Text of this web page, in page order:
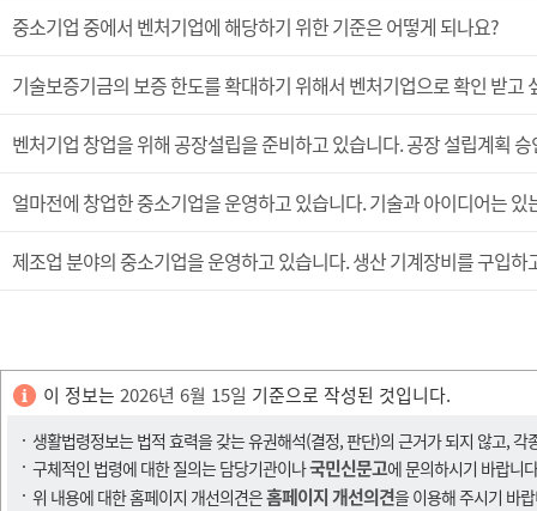
중소기업 중에서 벤처기업에 해당하기 위한 기준은 어떻게 되나요?
기술보증기금의 보증 한도를 확대하기 위해서 벤처기업으로 확인 받고
벤처기업 창업을 위해 공장설립을 준비하고 있습니다. 공장 설립계획
제조업 분야의 중소기업을 운영하고 있습니다. 생산 기계장비를 구입
이 정보는 2026년 6월 15일 기준으로 작성된 것입니다.
생활법령정보는 법적 효력을 갖는 유권해석(결정, 판단)의 근거가 되지 않고,
구체적인 법령에 대한 질의는 담당기관이나국민신문고에 문의하시기 바랍니
위 내용에 대한 홈페이지 개선의견은홈페이지 개선의견을 이용해 주시기 바